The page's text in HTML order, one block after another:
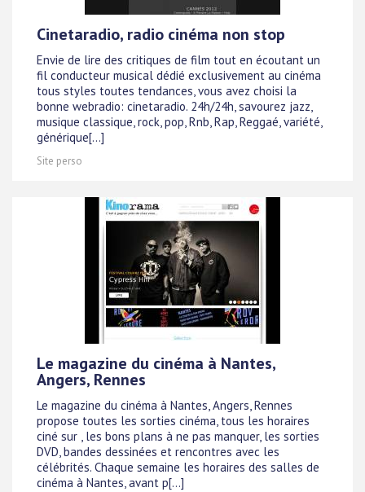
Cinetaradio, radio cinéma non stop
Envie de lire des critiques de film tout en écoutant un
fil conducteur musical dédié exclusivement au cinéma
tous styles toutes tendances, vous avez choisi la
bonne webradio: cinetaradio. 24h/24h, savourez jazz,
musique classique, rock, pop, Rnb, Rap, Reggaé, variété,
générique[...]
Site perso
Le magazine du cinéma à Nantes,
Angers, Rennes
Le magazine du cinéma à Nantes, Angers, Rennes
propose toutes les sorties cinéma, tous les horaires
ciné sur , les bons plans à ne pas manquer, les sorties
DVD, bandes dessinées et rencontres avec les
célébrités. Chaque semaine les horaires des salles de
cinéma à Nantes, avant p[...]